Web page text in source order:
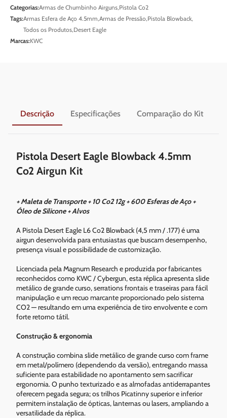
Categorias:Armas de Chumbinho Airguns,Pistola Co2
Tags:Armas Esfera de Aço 4.5mm,Armas de Pressão,Pistola Blowback,
Todos os Produtos,Desert Eagle
Marcas:KWC
Descrição Especificações Comparação do Kit
Pistola Desert Eagle Blowback 4.5mm
Co2 Airgun Kit
+ Maleta de Transporte + 10 Co2 12g + 600 Esferas de Aço +
Óleo de Silicone + Alvos
A Pistola Desert Eagle L6 Co2 Blowback (4,5 mm / .177) é uma
airgun desenvolvida para entusiastas que buscam desempenho,
presença visual e possibilidade de customização.
Licenciada pela Magnum Research e produzida por fabricantes
reconhecidos como KWC / Cybergun, esta réplica apresenta slide
metálico de grande curso, serrations frontais e traseiras para fácil
manipulação e um recuo marcante proporcionado pelo sistema
CO2 — resultando em uma experiência de tiro envolvente e com
forte retorno tátil.
Construção & ergonomia
A construção combina slide metálico de grande curso com frame
em metal/polímero (dependendo da versão), entregando massa
suficiente para estabilidade no apontamento sem sacrificar
ergonomia. O punho texturizado e as almofadas antiderrapantes
oferecem pegada segura; os trilhos Picatinny superior e inferior
permitem instalação de ópticas, lanternas ou lasers, ampliando a
versatilidade da réplica.